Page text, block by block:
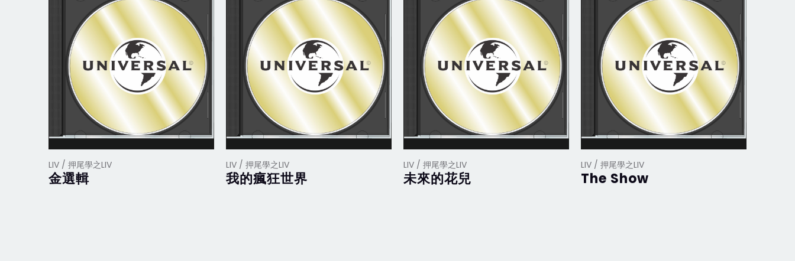
LIV / 押尾學之LIV
金選輯
LIV / 押尾學之LIV
我的瘋狂世界
LIV / 押尾學之LIV
未來的花兒
LIV / 押尾學之LIV
The Show